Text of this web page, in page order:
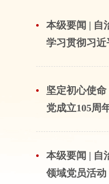
本级要闻 | 自
学习贯彻习近
坚定初心使
党成立105周
本级要闻 | 自
领域党员活动